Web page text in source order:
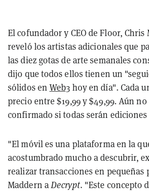
El cofundador y CEO de Floor, Chris
reveló los artistas adicionales que
las diez gotas de arte semanales
dijo que todos ellos tienen un
sólidos enWeb3 hoy en día". Cada
precio entre $19,99 y $49,99. Aún no
confirmado si todas serán
"El móvil es una plataforma en la
acostumbrado mucho a descubrir,
realizar transacciones en
Maddern aDecrypt. "Este concepto